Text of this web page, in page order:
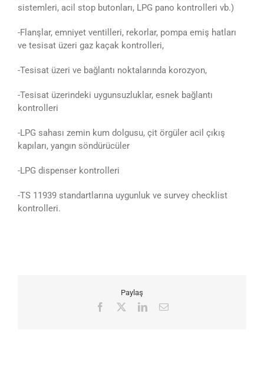
sistemleri, acil stop butonları, LPG pano kontrolleri vb.)
-Flanşlar, emniyet ventilleri, rekorlar, pompa emiş hatları
ve tesisat üzeri gaz kaçak kontrolleri,
-Tesisat üzeri ve bağlantı noktalarında korozyon,
-Tesisat üzerindeki uygunsuzluklar, esnek bağlantı
kontrolleri
-LPG sahası zemin kum dolgusu, çit örgüler acil çıkış
kapıları, yangın söndürücüler
-LPG dispenser kontrolleri
-TS 11939 standartlarına uygunluk ve survey checklist
kontrolleri.
Paylaş
Facebook LinkedIn
E-